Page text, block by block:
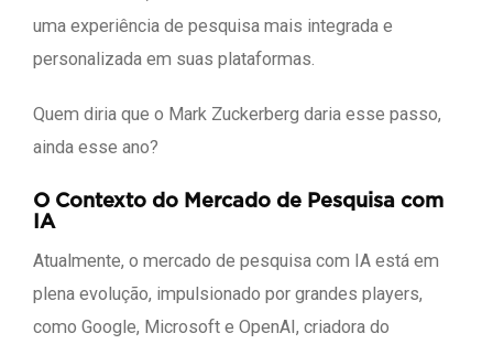
uma experiência de pesquisa mais integrada e
personalizada em suas plataformas.
Quem diria que o Mark Zuckerberg daria esse passo,
ainda esse ano?
O Contexto do Mercado de Pesquisa com
IA
Atualmente, o mercado de pesquisa com IA está em
plena evolução, impulsionado por grandes players,
como Google, Microsoft e OpenAI, criadora do